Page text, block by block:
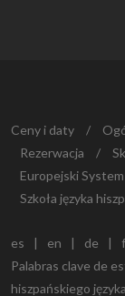
Ceny i daty /
Rezerwacja
/
Europejski
Szkoła języka
es | en | de |
Palabras clave de
hiszpańskiego